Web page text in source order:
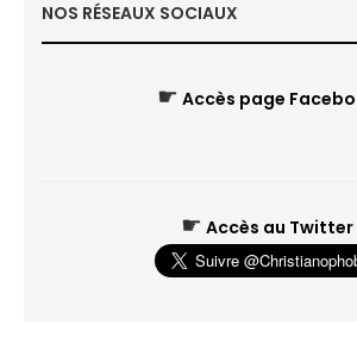
NOS RÉSEAUX SOCIAUX
☛ Accès page
☛ Accès au Twitter